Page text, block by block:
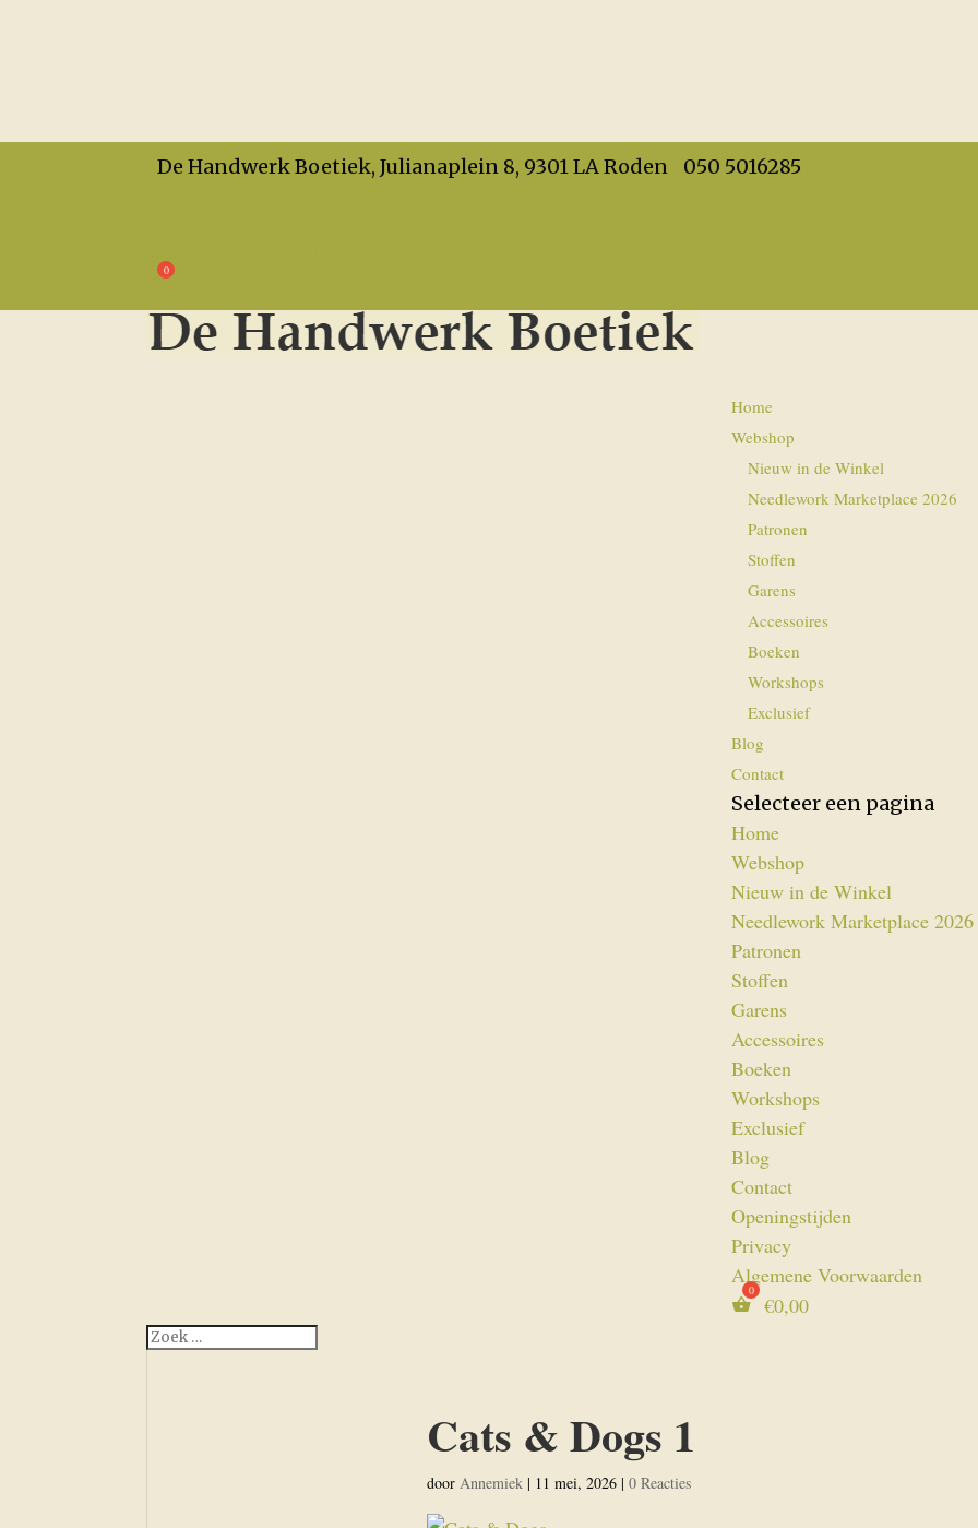
De Handwerk Boetiek, Julianaplein 8, 9301 LA Roden 050 5016285
Algemene Voorwaarden
Home
Webshop
Nieuw in de Winkel
Needlework Marketplace 2026
Patronen
Stoffen
Garens
Accessoires
Boeken
Workshops
Exclusief
Blog
Contact
Selecteer een pagina
Home
Webshop
Nieuw in de Winkel
Needlework Marketplace 2026
Patronen
Stoffen
Garens
Accessoires
Boeken
Workshops
Exclusief
Blog
Contact
Openingstijden
Privacy
Algemene Voorwaarden
€0,00
Cats & Dogs 1
doorAnnemiek | 11 mei, 2026 |0 Reacties